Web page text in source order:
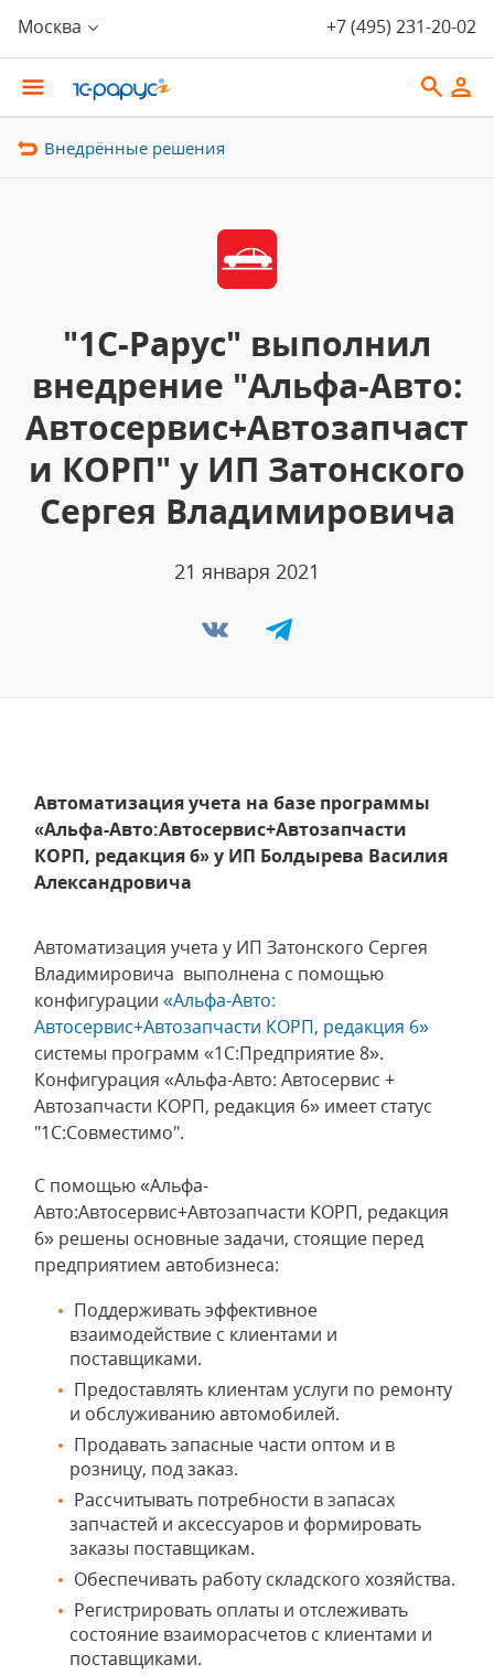
Москва +7 (495) 231-20-02
Внедрённые решения
"1С-Рарус" выполнил
внедрение "Альфа-Авто:
Автосервис+Автозапчаст
и КОРП" у ИП Затонского
Сергея Владимировича
21 января 2021
Автоматизация учета на базе программы
«Альфа-Авто:Автосервис+Автозапчасти
КОРП, редакция 6» у ИП Болдырева Василия
Александровича
Автоматизация учета у ИП Затонского Сергея
Владимировича выполнена с помощью
конфигурации «Альфа-Авто:
Автосервис+Автозапчасти КОРП, редакция 6»
системы программ «1С:Предприятие 8».
Конфигурация «Альфа-Авто: Автосервис +
Автозапчасти КОРП, редакция 6» имеет статус
"1С:Совместимо".
С помощью «Альфа-
Авто:Автосервис+Автозапчасти КОРП, редакция
6» решены основные задачи, стоящие перед
предприятием автобизнеса:
Поддерживать эффективное
взаимодействие с клиентами и
поставщиками.
Предоставлять клиентам услуги по ремонту
и обслуживанию автомобилей.
Продавать запасные части оптом и в
розницу, под заказ.
Рассчитывать потребности в запасах
запчастей и аксессуаров и формировать
заказы поставщикам.
Обеспечивать работу складского хозяйства.
Регистрировать оплаты и отслеживать
состояние взаиморасчетов с клиентами и
поставщиками.